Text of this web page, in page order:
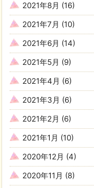
2021年8月 (16)
2021年7月 (10)
2021年6月 (14)
2021年5月 (9)
2021年4月 (6)
2021年3月 (6)
2021年2月 (6)
2021年1月 (10)
2020年12月 (4)
2020年11月 (8)